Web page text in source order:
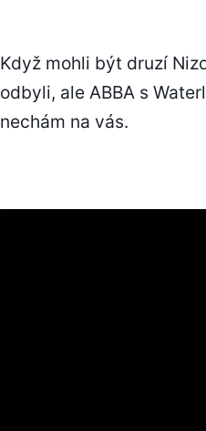
Když mohli být druzí
odbyli, ale ABBA s
nechám na vás.